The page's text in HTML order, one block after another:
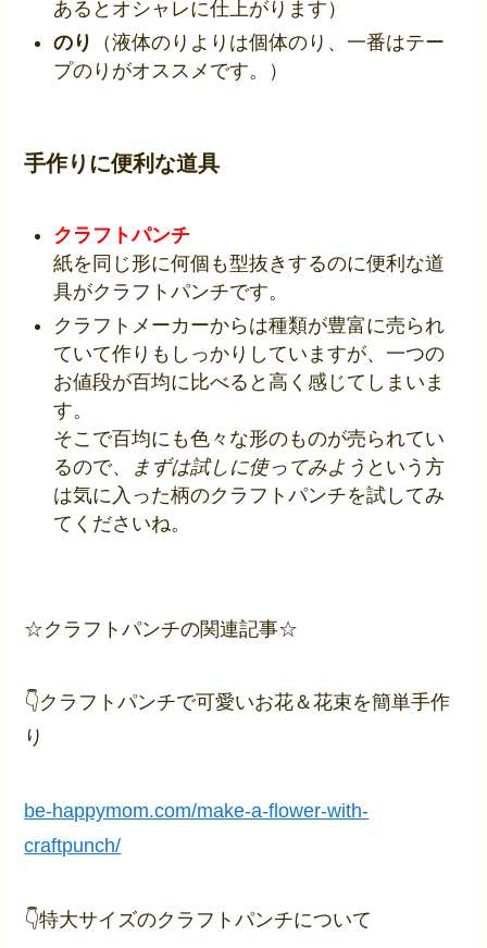
あるとオシャレに仕上がります）
のり
（液体のりよりは個体のり、一番はテー
プのりがオススメです。）
手作りに便利な道具
クラフトパンチ
紙を同じ形に何個も型抜きするのに便利な道
具がクラフトパンチです。
クラフトメーカーからは種類が豊富に売られ
ていて作りもしっかりしていますが、一つの
お値段が百均に比べると高く感じてしまいま
す。
そこで百均にも色々な形のものが売られてい
るので、
まずは試しに使ってみよう という方
は気に入った柄のクラフトパンチを試してみ
てくださいね。
☆クラフトパンチの関連記事☆
👇クラフトパンチで可愛いお花＆花束を簡単手作
り
be-happymom.com/make-a-flower-with-
craftpunch/
👇特大サイズのクラフトパンチについて